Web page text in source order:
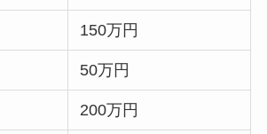
150万円
50万円
200万円